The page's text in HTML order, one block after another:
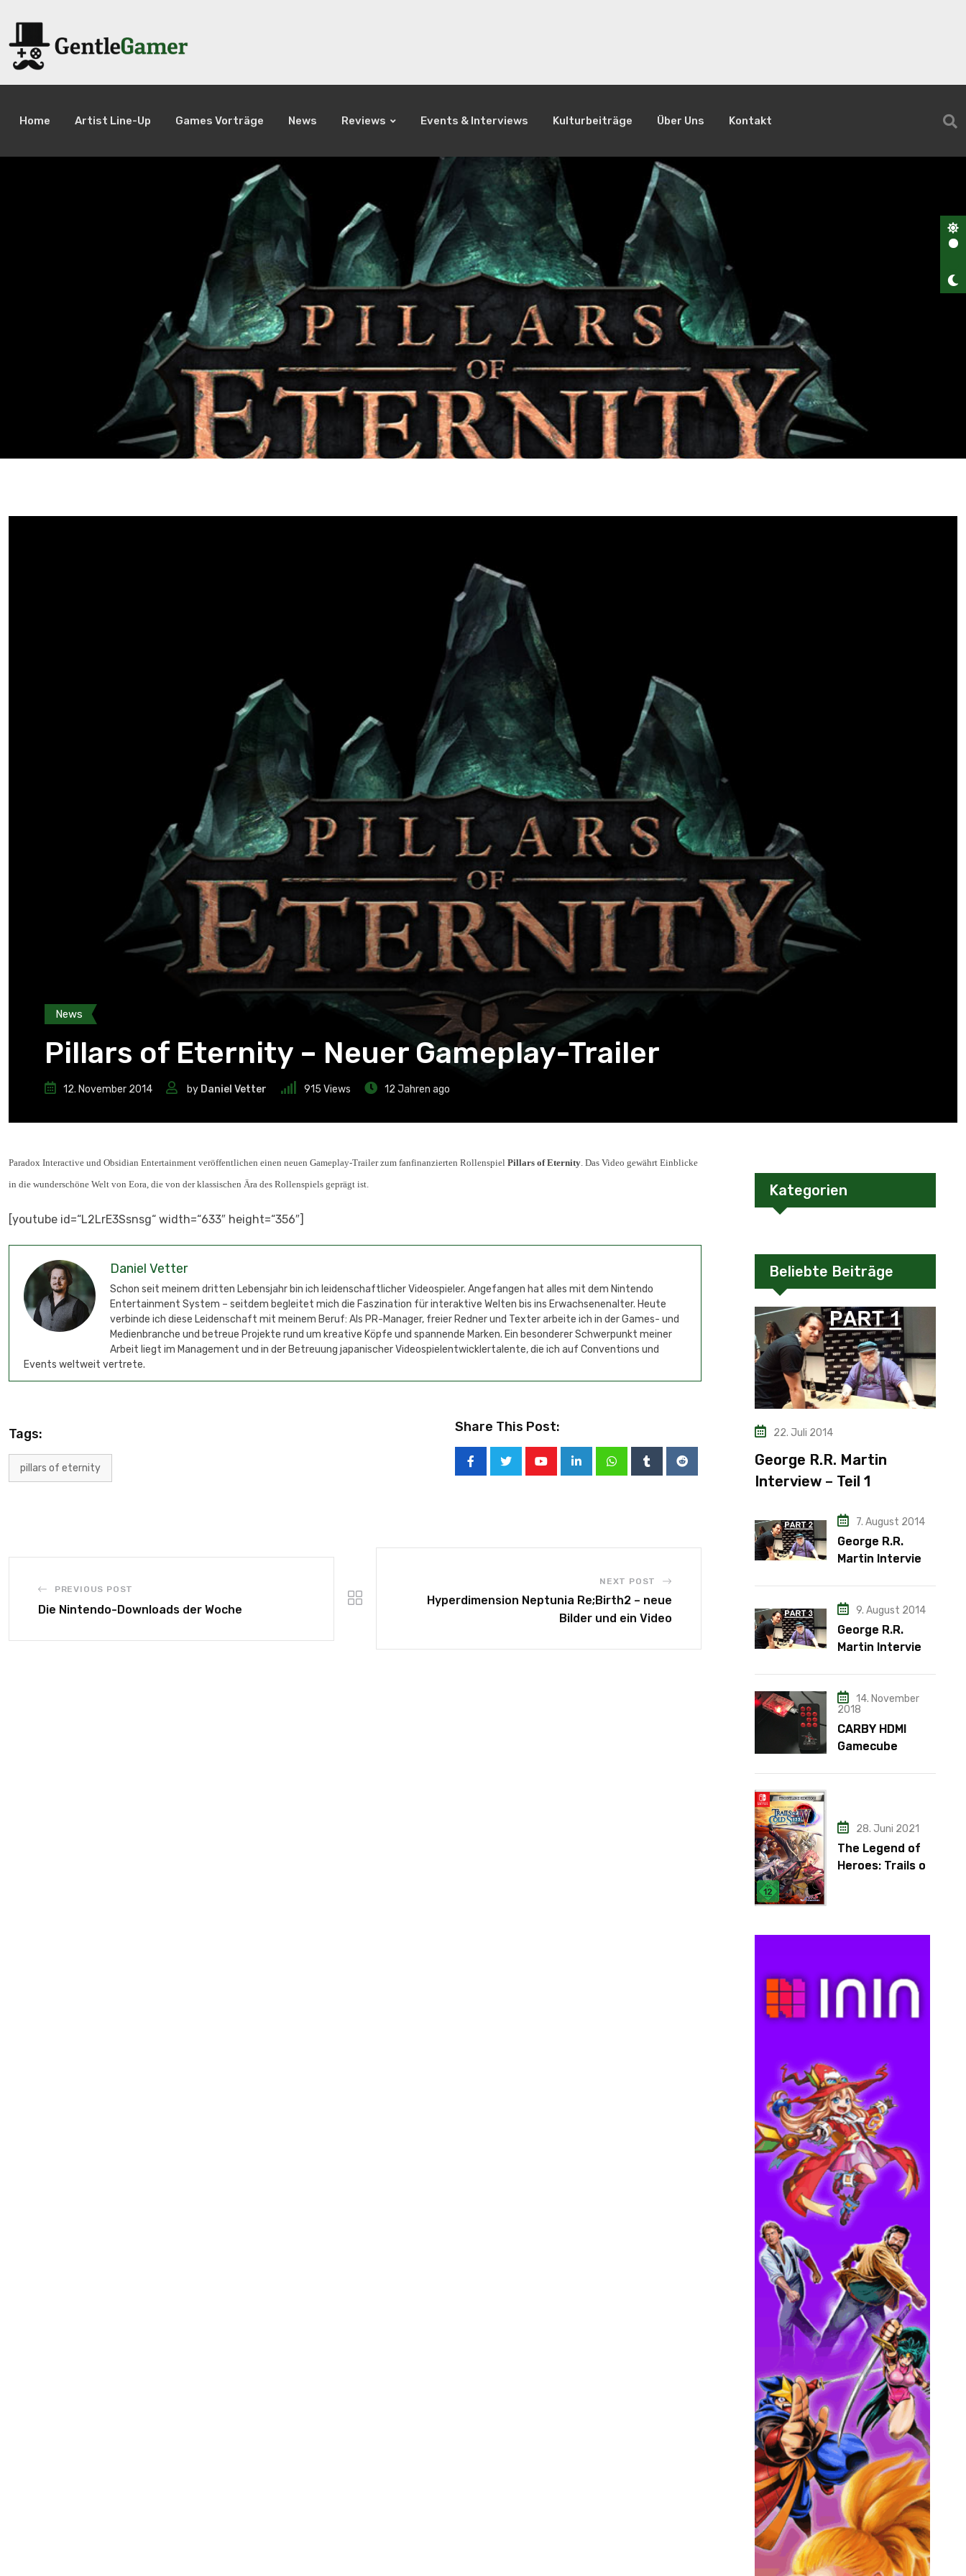
Home Artist Line-Up Games Vorträge News Reviews Events & Interviews Kulturbeiträge Über Uns Kontakt
News
Pillars of Eternity – Neuer Gameplay-Trailer
12. November 2014 by Daniel Vetter 915 Views 12 Jahren ago
Paradox Interactive und Obsidian Entertainment veröffentlichen einen neuen Gameplay-Trailer zum fanfinanzierten Rollenspiel Pillars of Eternity. Das Video gewährt Einblicke
in die wunderschöne Welt von Eora, die von der klassischen Ära des Rollenspiels geprägt ist.
[youtube id=“L2LrE3Ssnsg“ width=“633″ height=“356″]
Daniel Vetter
Schon seit meinem dritten Lebensjahr bin ich leidenschaftlicher Videospieler. Angefangen hat alles mit dem Nintendo
Entertainment System – seitdem begleitet mich die Faszination für interaktive Welten bis ins Erwachsenenalter. Heute
verbinde ich diese Leidenschaft mit meinem Beruf: Als PR-Manager, freier Redner und Texter arbeite ich in der Games- und
Medienbranche und betreue Projekte rund um kreative Köpfe und spannende Marken. Ein besonderer Schwerpunkt meiner
Arbeit liegt im Management und in der Betreuung japanischer Videospielentwicklertalente, die ich auf Conventions und
Events weltweit vertrete.
Tags:
pillars of eternity
Share This Post:
PREVIOUS POST
Die Nintendo-Downloads der Woche
NEXT POST
Hyperdimension Neptunia Re;Birth2 – neue
Bilder und ein Video
Kategorien
Beliebte Beiträge
22. Juli 2014
George R.R. Martin
Interview – Teil 1
7. August 2014
George R.R.
Martin Interview
9. August 2014
George R.R.
Martin Interview
14. November
2018
CARBY HDMI
Gamecube
28. Juni 2021
The Legend of
Heroes: Trails of